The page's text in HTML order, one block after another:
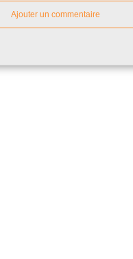
Ajouter un commentaire